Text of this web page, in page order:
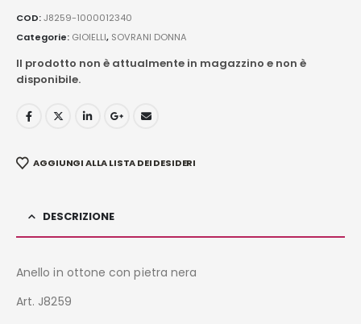
COD:J8259-1000012340
Categorie: GIOIELLI, SOVRANI DONNA
Il prodotto non è attualmente in magazzino e non è
disponibile.
AGGIUNGI ALLA LISTA DEI DESIDERI
DESCRIZIONE
Anello in ottone con pietra nera
Art. J8259